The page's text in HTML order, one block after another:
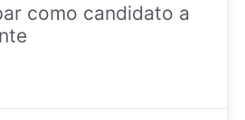
como candidato a